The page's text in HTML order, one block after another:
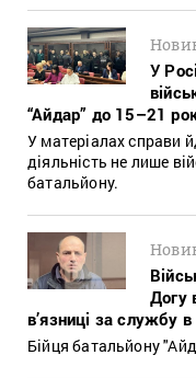
У
“Айдар” до 15–21
У матеріалах справи
діяльність не лише
батальйону.
Догу
в’язниці за службу
Бійця батальйону